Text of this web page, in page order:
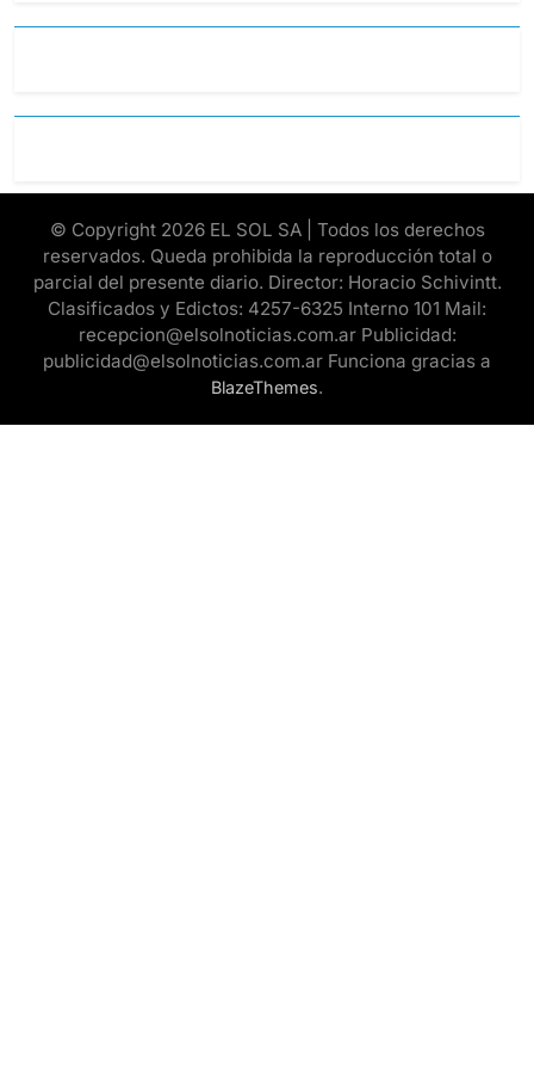
© Copyright 2026 EL SOL SA | Todos los derechos
reservados. Queda prohibida la reproducción total o
parcial del presente diario. Director: Horacio Schivintt.
Clasificados y Edictos: 4257-6325 Interno 101 Mail:
recepcion@elsolnoticias.com.ar Publicidad:
publicidad@elsolnoticias.com.ar Funciona gracias a
BlazeThemes.